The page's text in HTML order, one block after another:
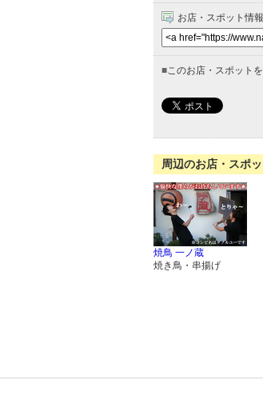
お店・スポット情
■このお店・スポット
周辺のお店・スポッ
焼鳥 一ノ蔵
焼き鳥・串揚げ